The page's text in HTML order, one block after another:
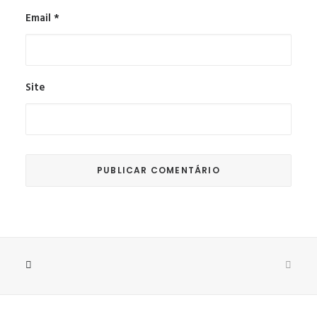
Email *
Site